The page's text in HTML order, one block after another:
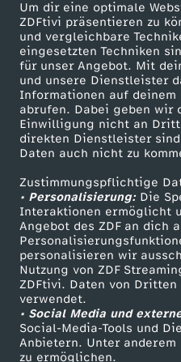
Um dir eine optimale
ZDFtivi präsentieren zu
und vergleichbare
eingesetzten Techniken
für unser Angebot. Mit
und unsere Dienstleister
Informationen auf
abrufen. Dabei geben wir
Einwilligung nicht an
direkten Dienstleister
Daten auch nicht zu
Zustimmungspflichtige
• Personalisierung:Die
Interaktionen ermöglicht
Angebot des ZDF an dich
personalisieren wir
Nutzung von ZDF
ZDFtivi. Daten von
verwendet.
• Social Media und
Social-Media-Tools und
Anbietern. Unter anderem
zu ermöglichen.
a
u
s
V
e
r
s
e
h
Mehr ZDF
ZDF-Apps
Smart TV
ZDFtext
Livestreams
Sendungen A-Z
TV-Programm
ZDF Unternehmen
Karriere